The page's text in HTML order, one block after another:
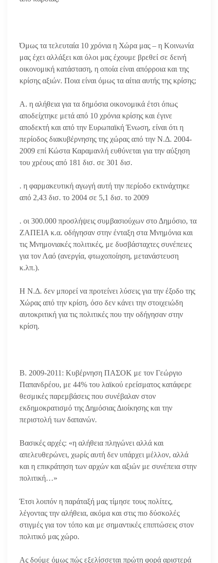
Όμως τα τελευταία 10 χρόνια η Χώρα μας – η Κοινωνία
μας έχει αλλάξει και όλοι μας έχουμε βρεθεί σε δεινή
οικονομική κατάσταση, η οποία είναι απόρροια και της
κρίσης αξιών. Ποια είναι όμως τα αίτια αυτής της κρίσης;
Α. η αλήθεια για τα δημόσια οικονομικά έτσι όπως
αποδείχτηκε μετά από 10 χρόνια κρίσης και έγινε
αποδεκτή και από την Ευρωπαϊκή Ένωση, είναι ότι η
περίοδος διακυβέρνησης της χώρας από την Ν.Δ. 2004-
2009 επί Κώστα Καραμανλή ευθύνεται για την αύξηση
του χρέους από 181 δισ. σε 301 δισ.
. η φαρμακευτική αγωγή αυτή την περίοδο εκτινάχτηκε
από 2,43 δισ. το 2004 σε 5,1 δισ. το 2009
. οι 300.000 προσλήψεις συμβασιούχων στο Δημόσιο, τα
ΖΑΠΕΙΑ κ.α. οδήγησαν στην ένταξη στα Μνημόνια και
τις Μνημονιακές πολιτικές, με δυσβάσταχτες συνέπειες
για τον Λαό (ανεργία, φτωχοποίηση, μετανάστευση
κ.λπ.).
Η Ν.Δ. δεν μπορεί να προτείνει λύσεις για την έξοδο της
Χώρας από την κρίση, όσο δεν κάνει την στοιχειώδη
αυτοκριτική για τις πολιτικές που την οδήγησαν στην
κρίση.
Β. 2009-2011: Κυβέρνηση ΠΑΣΟΚ με τον Γεώργιο
Παπανδρέου, με 44% του λαϊκού ερείσματος κατάφερε
θεσμικές παρεμβάσεις που συνέβαλαν στον
εκδημοκρατισμό της Δημόσιας Διοίκησης και την
περιστολή των δαπανών.
Βασικές αρχές: «η αλήθεια πληγώνει αλλά και
απελευθερώνει, χωρίς αυτή δεν υπάρχει μέλλον, αλλά
και η επικράτηση των αρχών και αξιών με συνέπεια στην
πολιτική…»
Έτσι λοιπόν η παράταξή μας τίμησε τους πολίτες,
λέγοντας την αλήθεια, ακόμα και στις πιο δύσκολές
στιγμές για τον τόπο και με σημαντικές επιπτώσεις στον
πολιτικό μας χώρο.
Ας δούμε όμως πώς εξελίσσεται πρώτη φορά αριστερά